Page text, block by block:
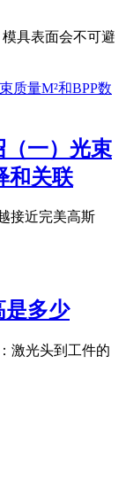
具表面会不可避
（一）光束
和关联
接近完美高斯
是多少
激光头到工件的